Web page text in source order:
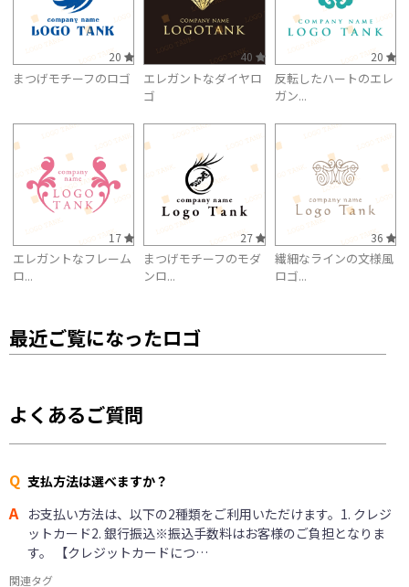
20
まつげモチーフのロゴ
40
エレガントなダイヤロ
ゴ
20
反転したハートのエレ
ガン...
17
エレガントなフレーム
ロ...
27
まつげモチーフのモダ
ンロ...
36
繊細なラインの文様風
ロゴ...
最近ご覧になったロゴ
よくあるご質問
Q 支払方法は選べますか？
A お支払い方法は、以下の2種類をご利用いただけます。1. クレジ
ットカード2. 銀行振込※振込手数料はお客様のご負担となりま
す。 【クレジットカードにつ…
関連タグ